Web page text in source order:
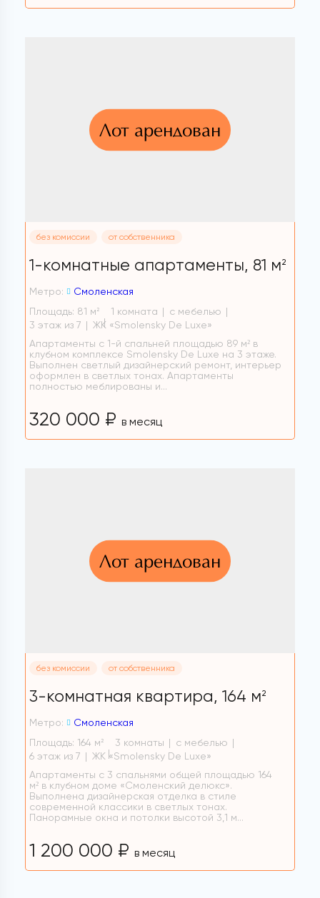
Лот арендован
без комиссии от собственника
1-комнатные апартаменты, 81 м2
Метро:
Смоленская
Площадь: 81 м 2 1 комната
с мебелью
3 этаж из 7
ЖК «Smolensky De Luxe»
Апартаменты с 1-й спальней площадью 89 м² в
клубном комплексе Smolensky De Luxe на 3 этаже.
Выполнен светлый дизайнерский ремонт, интерьер
оформлен в светлых тонах. Апартаменты
полностью меблированы и...
320 000 ₽ в месяц
Лот арендован
без комиссии от собственника
3-комнатная квартира, 164 м2
Метро:
Смоленская
Площадь: 164 м 2 3 комнаты
с мебелью
6 этаж из 7
ЖК «Smolensky De Luxe»
Апартаменты с 3 спальнями общей площадью 164
м² в клубном доме «Смоленский делюкс».
Выполнена дизайнерская отделка в стиле
современной классики в светлых тонах.
Панорамные окна и потолки высотой 3,1 м...
1 200 000 ₽ в месяц